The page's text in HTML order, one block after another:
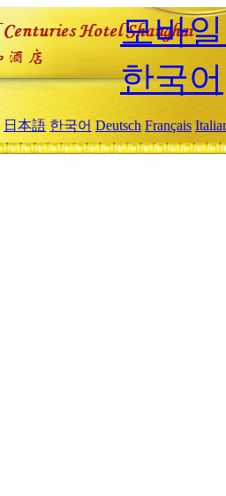
모바
한국어
日本語 한국어 Deutsch Français